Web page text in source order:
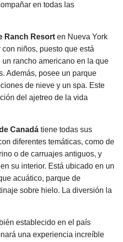
en todas las
Ranch Resort en Nueva York
niños, puesto que está
rancho americano en la que
Además, posee un parque
de nieve y un spa. Este
del ajetreo de la vida
Canadá tiene todas sus
diferentes temáticas, como de
o de carruajes antiguos, y
su interior. Está ubicado en un
acuático, parque de
sobre hielo. La diversión la
establecido en el país
una experiencia increíble